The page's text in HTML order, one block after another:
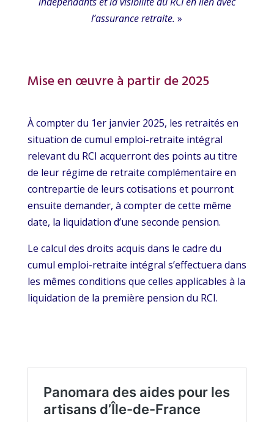
l’assurance retraite. »
Mise en œuvre à partir de 2025
À compter du 1er janvier 2025, les retraités en
situation de cumul emploi-retraite intégral
relevant du RCI acquerront des points au titre
de leur régime de retraite complémentaire en
contrepartie de leurs cotisations et pourront
ensuite demander, à compter de cette même
date, la liquidation d’une seconde pension.
Le calcul des droits acquis dans le cadre du
cumul emploi-retraite intégral s’effectuera dans
les mêmes conditions que celles applicables à la
liquidation de la première pension du RCI.